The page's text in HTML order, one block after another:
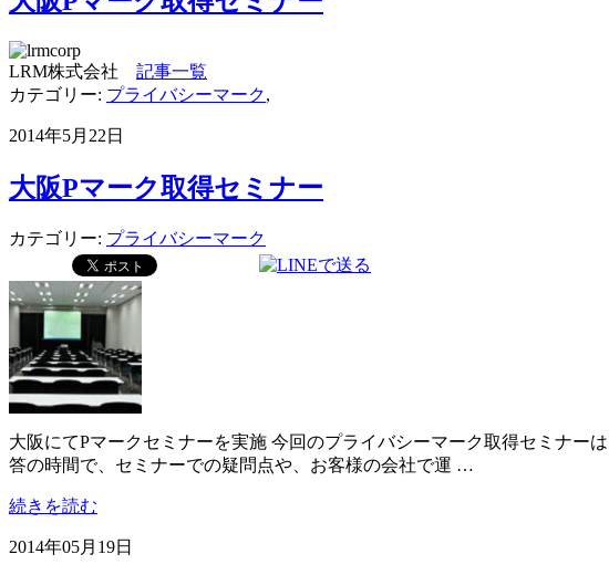
LRM株式会社 記事一覧
カテゴリー: プライバシーマーク,
2014年5月22日
大阪Pマーク取得セミナー
カテゴリー: プライバシーマーク
大阪にてPマークセミナーを実施 今回のプライバシーマーク取得セミナー
答の時間で、セミナーでの疑問点や、お客様の会社で運 …
続きを読む
2014年05月19日